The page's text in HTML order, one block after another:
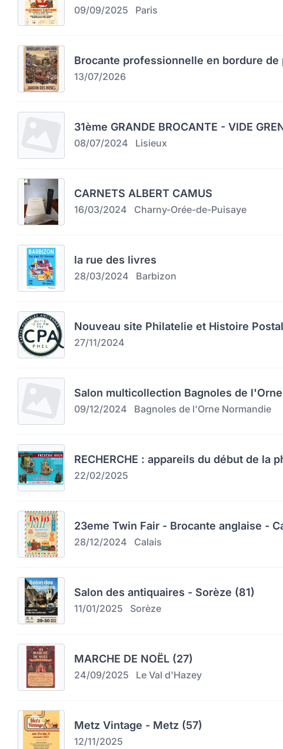
09/09/2025 Paris
Brocante professionnelle en bordure de
13/07/2026
31ème GRANDE BROCANTE - VIDE
08/07/2024 Lisieux
CARNETS ALBERT CAMUS
16/03/2024 Charny-Orée-de-Puisaye
la rue des livres
28/03/2024 Barbizon
Nouveau site Philatelie et Histoire
27/11/2024
Salon multicollection Bagnoles de
09/12/2024 Bagnoles de l'Orne Normandie
RECHERCHE : appareils du début de la
22/02/2025
23eme Twin Fair - Brocante anglaise -
28/12/2024 Calais
Salon des antiquaires - Sorèze (81)
11/01/2025 Sorèze
MARCHE DE NOËL (27)
24/09/2025 Le Val d'Hazey
Metz Vintage - Metz (57)
12/11/2025